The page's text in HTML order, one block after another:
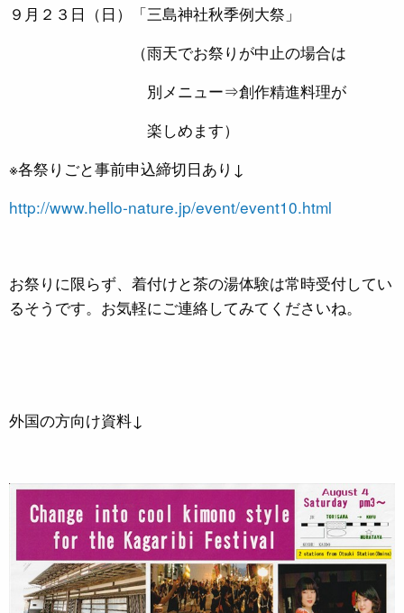
９月２３日（日）「三島神社秋季例大祭」
（雨天でお祭りが中止の場合は
別メニュー⇒創作精進料理が
楽しめます）
※各祭りごと事前申込締切日あり↓
http://www.hello-nature.jp/event/event10.html
お祭りに限らず、着付けと茶の湯体験は常時受付してい
るそうです。お気軽にご連絡してみてくださいね。
外国の方向け資料↓